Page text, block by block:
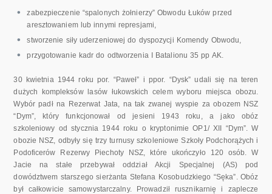
zabezpieczenie “spalonych żołnierzy” Obwodu Łuków przed
aresztowaniem lub innymi represjami,
stworzenie siły uderzeniowej do dyspozycji Komendy Obwodu,
przygotowanie kadr do odtworzenia I Batalionu 35 pp AK.
30 kwietnia 1944 roku por. “Paweł” i ppor. “Dysk” udali się na teren
dużych kompleksów lasów łukowskich celem wyboru miejsca obozu.
Wybór padł na Rezerwat Jata, na tak zwanej wyspie za obozem NSZ
“Dym”, który funkcjonował od jesieni 1943 roku, a jako obóz
szkoleniowy od stycznia 1944 roku o kryptonimie OP1/ XII “Dym”. W
obozie NSZ, odbyły się trzy turnusy szkoleniowe Szkoły Podchorążych i
Podoficerów Rezerwy Piechoty NSZ, które ukończyło 120 osób. W
Jacie na stałe przebywał oddział Akcji Specjalnej (AS) pod
dowództwem starszego sierżanta Stefana Kosobudzkiego “Sęka”. Obóz
był całkowicie samowystarczalny. Prowadził rusznikarnię i zaplecze